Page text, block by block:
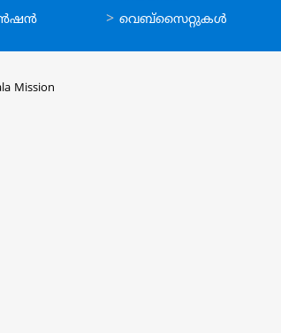
വെബ്സൈറ്റുകള്‍
Mission